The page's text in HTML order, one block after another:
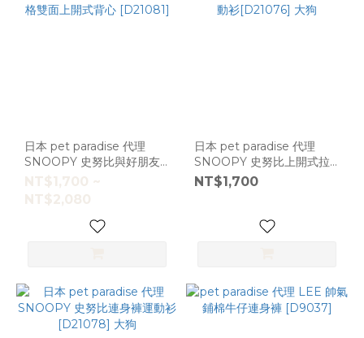
(184)
(81)
看
更
日本 pet paradise 代理
SNOOPY 史努比與好朋友
華夫格雙面上開式背心
[D21081]
NT$1,700 ~
NT$2,080
日本 pet paradise 代理
SNOOPY 史努比上開式拉
鍊運動衫[D21076] 大狗
NT$1,700